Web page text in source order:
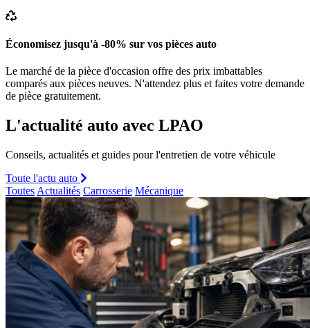
Économisez jusqu'à -80% sur vos pièces auto
Le marché de la pièce d'occasion offre des prix imbattables
comparés aux pièces neuves. N'attendez plus et faites votre demande
de pièce gratuitement.
L'actualité auto avec LPAO
Conseils, actualités et guides pour l'entretien de votre véhicule
Toute l'actu auto
Toutes Actualités Carrosserie Mécanique